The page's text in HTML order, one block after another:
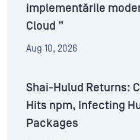
implementările
Cloud ”
Aug 10, 2026
Shai-Hulud Returns:
Hits npm, Infecting
Packages